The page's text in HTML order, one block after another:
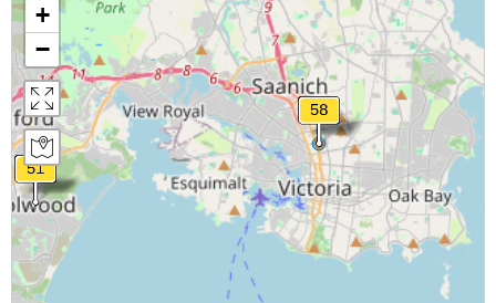
+
−